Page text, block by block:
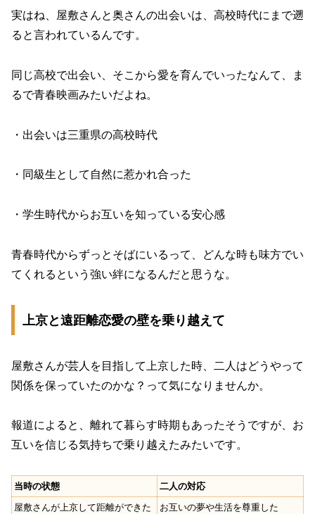
実はね、屋敷さんと奥さんの出会いは、高校時代にまで遡
ると言われているんです。
同じ高校で出会い、そこから愛を育んでいったなんて、ま
るで青春映画みたいだよね。
・出会いは三重県の高校時代
・同級生として自然に惹かれ合った
・学生時代からお互いを知っている安心感
青春時代からずっとそばにいるって、どんな時も味方でい
てくれるという強い絆になるんだと思うな。
上京と遠距離恋愛の壁を乗り越えて
屋敷さんが芸人を目指して上京した時、二人はどうやって
関係を保っていたのかな？って気になりませんか。
報道によると、離れて暮らす時期もあったそうですが、お
互いを信じる気持ちで乗り越えたみたいです。
当時の状態
二人の対応
屋敷さんが上京して距離ができた
お互いの夢や生活を尊重した